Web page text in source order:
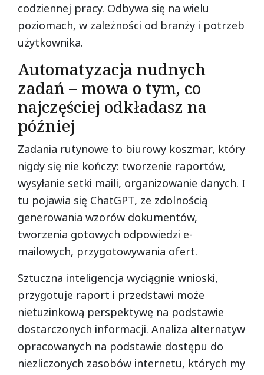
codziennej pracy. Odbywa się na wielu
poziomach, w zależności od branży i potrzeb
użytkownika.
Automatyzacja nudnych
zadań – mowa o tym, co
najczęściej odkładasz na
później
Zadania rutynowe to biurowy koszmar, który
nigdy się nie kończy: tworzenie raportów,
wysyłanie setki maili, organizowanie danych. I
tu pojawia się ChatGPT, ze zdolnością
generowania wzorów dokumentów,
tworzenia gotowych odpowiedzi e-
mailowych, przygotowywania ofert.
Sztuczna inteligencja wyciągnie wnioski,
przygotuje raport i przedstawi może
nietuzinkową perspektywę na podstawie
dostarczonych informacji. Analiza alternatyw
opracowanych na podstawie dostępu do
niezliczonych zasobów internetu, których my